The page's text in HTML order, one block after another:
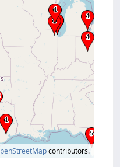
contributors.